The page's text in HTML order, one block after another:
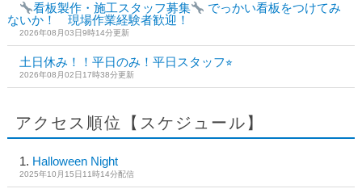
看板製作・施工スタッフ募集
でっかい看板をつけてみ
ないか！ 現場作業経験者歓迎！
2026年08月03日9時14分更新
土日休み！！平日のみ！平日スタッフ⭐︎
2026年08月02日17時38分更新
アクセス順位【スケジュール】
Halloween Night
2025年10月15日11時14分配信